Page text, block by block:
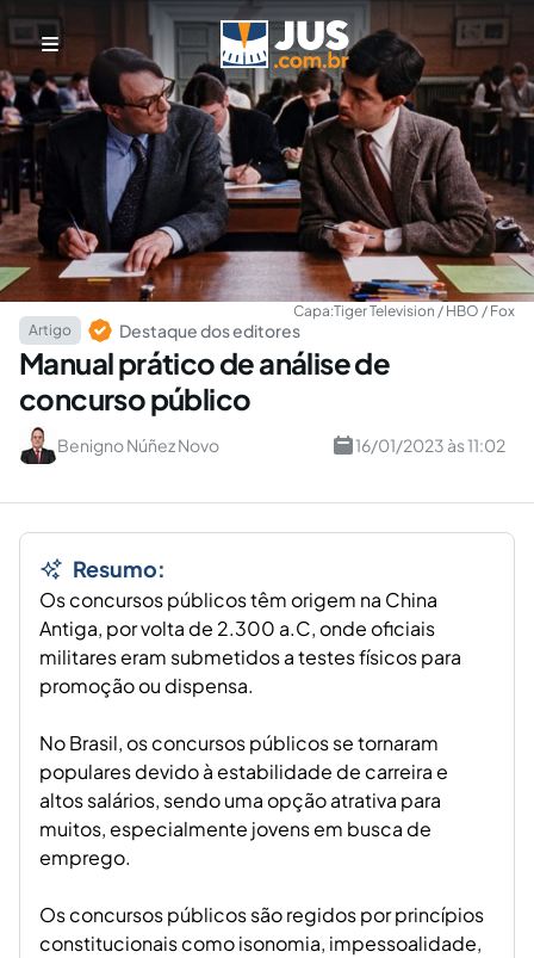
Capa:Tiger Television / HBO / Fox
Artigo
Destaque dos editores
Manual prático de análise de
concurso público
Benigno Núñez Novo 16/01/2023 às 11:02
Resumo:
Os concursos públicos têm origem na China
Antiga, por volta de 2.300 a.C, onde oficiais
militares eram submetidos a testes físicos para
promoção ou dispensa.
No Brasil, os concursos públicos se tornaram
populares devido à estabilidade de carreira e
altos salários, sendo uma opção atrativa para
muitos, especialmente jovens em busca de
emprego.
Os concursos públicos são regidos por princípios
constitucionais como isonomia, impessoalidade,